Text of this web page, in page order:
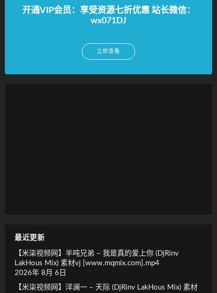
开通VIP会员：享受资源七折优惠 站长微信：
wx071DJ
立即查看
最近更新
【米柒视频网】半吨兄弟 – 我是真的爱上你 (DjRinv
LakHous Mix) 素材vj [www.mqmix.com].mp4
2026年 8月 6日
【米柒视频网】洋澜一 – 天际 (DjRinv LakHous Mix) 素材